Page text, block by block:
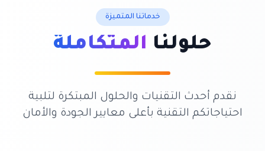
خدماتنا المتميزة
حلولنا المتكاملة
نقدم أحدث التقنيات والحلول المبتكرة لتلبية
احتياجاتكم التقنية بأعلى معايير الجودة والأمان